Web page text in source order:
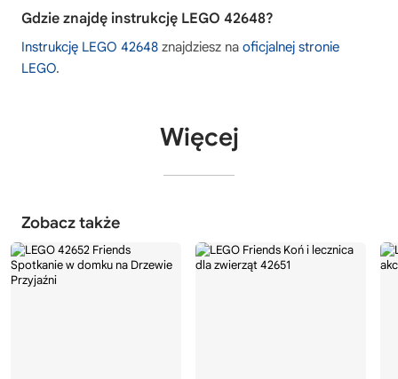
Gdzie znajdę instrukcję LEGO 42648?
Instrukcję LEGO 42648 znajdziesz na oficjalnej stronie
LEGO.
Więcej
Zobacz także